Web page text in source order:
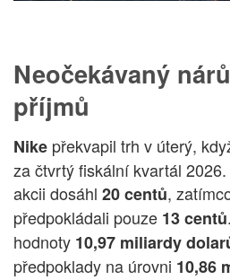
Neočekávaný
příjmů
Nike překvapil trh v úterý,
za čtvrtý fiskální kvartál
akcii dosáhl 20 centů,
předpokládali pouze 13 centů
hodnoty 10,97 miliardy
předpoklady na úrovni 10,86